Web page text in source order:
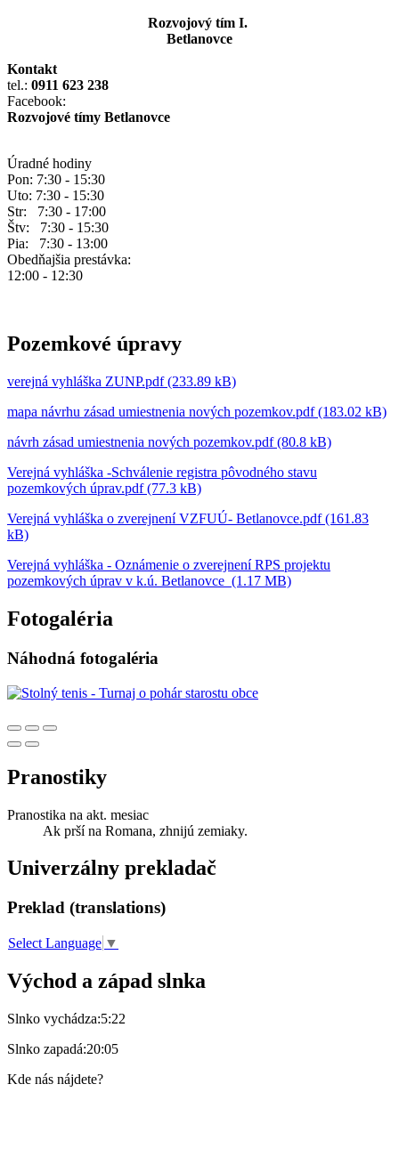
Rozvojový tím I.
Betlanovce
Kontakt
tel.: 0911 623 238
Facebook:
Rozvojové tímy Betlanovce
Úradné hodiny
Pon: 7:30 - 15:30
Uto: 7:30 - 15:30
Str: 7:30 - 17:00
Štv: 7:30 - 15:30
Pia: 7:30 - 13:00
Obedňajšia prestávka:
12:00 - 12:30
Pozemkové úpravy
verejná vyhláška ZUNP.pdf (233.89 kB)
mapa návrhu zásad umiestnenia nových pozemkov.pdf (183.02 kB)
návrh zásad umiestnenia nových pozemkov.pdf (80.8 kB)
Verejná vyhláška -Schválenie registra pôvodného stavu
pozemkových úprav.pdf (77.3 kB)
Verejná vyhláška o zverejnení VZFUÚ- Betlanovce.pdf (161.83
kB)
Verejná vyhláška - Oznámenie o zverejnení RPS projektu
pozemkových úprav v k.ú. Betlanovce (1.17 MB)
Fotogaléria
Náhodná fotogaléria
Pranostiky
Pranostika na akt. mesiac
Ak prší na Romana, zhnijú zemiaky.
Univerzálny prekladač
Preklad (translations)
Select Language ▼
Východ a západ slnka
Slnko vychádza:5:22
Slnko zapadá:20:05
Kde nás nájdete?